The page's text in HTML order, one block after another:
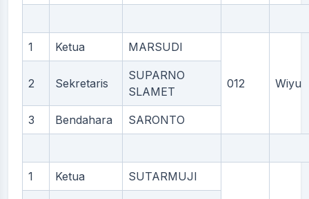
1 Ketua MARSUDI
012 Wiyu
2 Sekretaris
SUPARNO
SLAMET
3 Bendahara SARONTO
1 Ketua SUTARMUJI